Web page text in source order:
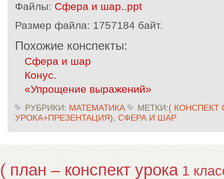
Файлы: Сфера и шар..ppt
Размер файла: 1757184 байт.
Похожие конспекты:
Сфера и шар
Конус.
«Упрощение выражений»
РУБРИКИ: МАТЕМАТИКА МЕТКИ:( КОНСПЕКТ
УРОКА+ПРЕЗЕНТАЦИЯ), СФЕРА И ШАР
( план – конспект урока 1